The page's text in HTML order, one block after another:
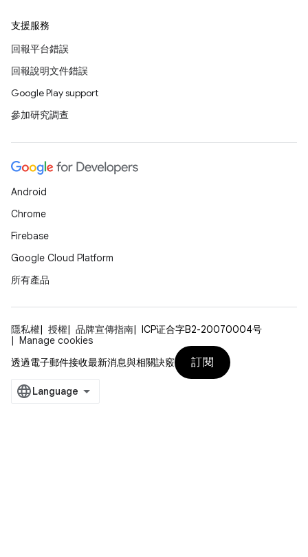
支援服務
回報平台錯誤
回報說明文件錯誤
Google Play support
參加研究調查
Android
Chrome
Firebase
Google Cloud Platform
所有產品
隱私權 授權 品牌宣傳指南
ICP证合字B2-20070004号
Manage cookies
透過電子郵件接收最新消息與相關訣竅
訂閱